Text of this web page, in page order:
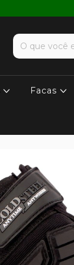
Facas